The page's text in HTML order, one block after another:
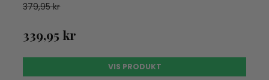
379,95 kr
339,95 kr
VIS PRODUKT